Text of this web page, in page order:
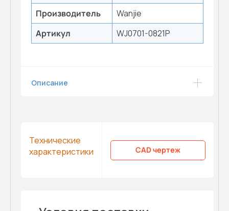
Производитель
Wanjie
Артикул
WJ0701-0821P
Описание
Технические
характеристики
CAD чертеж